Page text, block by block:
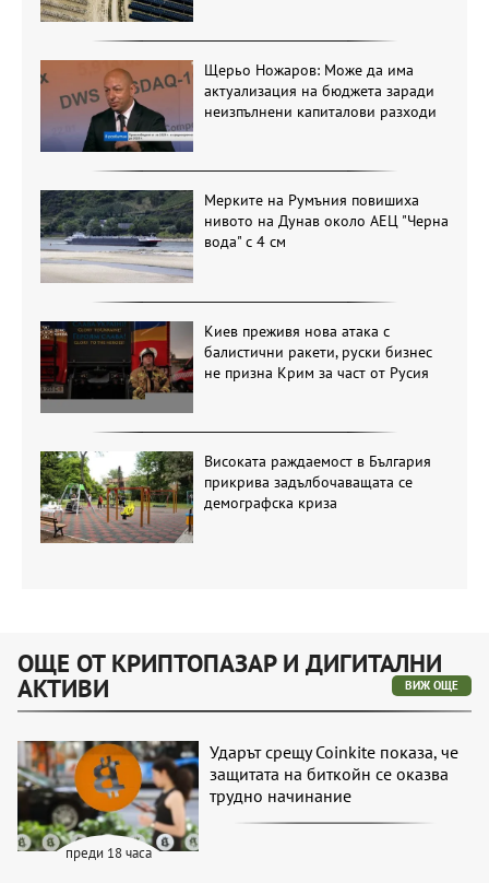
Щерьо Ножаров: Може да има
актуализация на бюджета заради
неизпълнени капиталови разходи
Мерките на Румъния повишиха
нивото на Дунав около АЕЦ "Черна
вода" с 4 см
Киев преживя нова атака с
балистични ракети, руски бизнес
не призна Крим за част от Русия
Високата раждаемост в България
прикрива задълбочаващата се
демографска криза
ОЩЕ ОТ КРИПТОПАЗАР И ДИГИТАЛНИ
АКТИВИ ВИЖ ОЩЕ
преди 18 часа
Ударът срещу Coinkite показа, че
защитата на биткойн се оказва
трудно начинание